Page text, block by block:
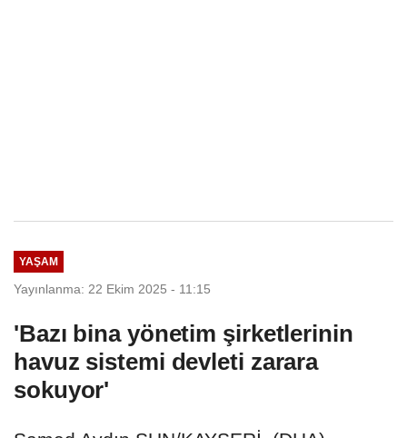
YAŞAM
Yayınlanma: 22 Ekim 2025 - 11:15
'Bazı bina yönetim şirketlerinin
havuz sistemi devleti zarara
sokuyor'